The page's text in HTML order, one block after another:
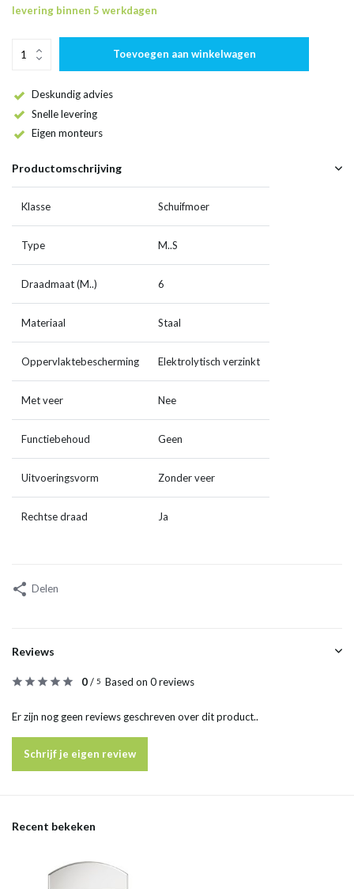
levering binnen 5 werkdagen
Toevoegen aan winkelwagen
Deskundig advies
Snelle levering
Eigen monteurs
Productomschrijving
Klasse Schuifmoer
Type M..S
Draadmaat (M..) 6
Materiaal Staal
Oppervlaktebescherming Elektrolytisch verzinkt
Met veer Nee
Functiebehoud Geen
Uitvoeringsvorm Zonder veer
Rechtse draad Ja
Delen
Reviews
0/ 5 Based on 0 reviews
Er zijn nog geen reviews geschreven over dit product..
Schrijf je eigen review
Recent bekeken